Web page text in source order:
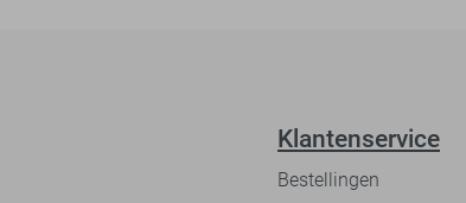
Klantenservice
Bestellingen